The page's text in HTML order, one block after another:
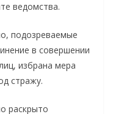
ведомства.
подозреваемые
в совершении
избрана мера
стражу.
раскрыто